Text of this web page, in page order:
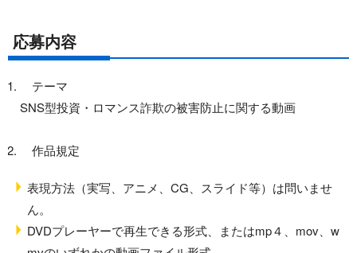
応募内容
テーマ
SNS型投資・ロマンス詐欺の被害防止に関する動画
作品規定
表現方法（実写、アニメ、CG、スライド等）は問いませ
ん。
DVDプレーヤーで再生できる形式、またはmp４、mov、w